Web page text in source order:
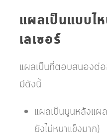
แผลเป็นแบบไ
เลเซอร์
แผลเป็นที่ตอบสนองต่อ
มีดังนี้
แผลเป็นนูนหลังแผ
ยังไม่หนาแข็งมาก)